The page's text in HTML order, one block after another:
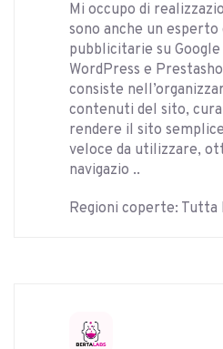
Mi occupo di
sono anche un esperto
pubblicitarie su Google
WordPress e
consiste
contenuti del sito,
rendere il sito
veloce da utilizzare,
navigazio ..
Regioni coperte: Tutta